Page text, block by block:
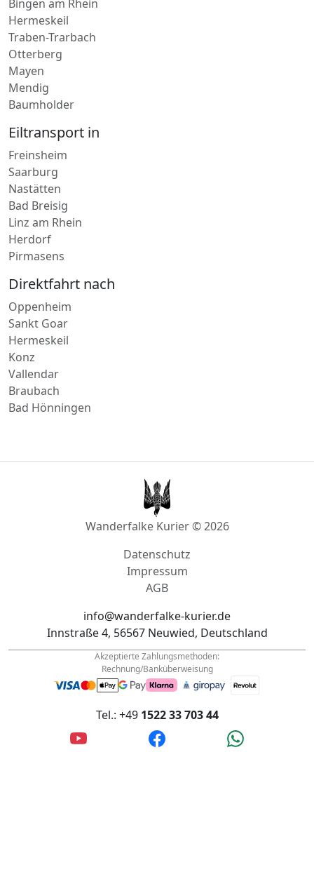
Lieferdienst in
Bingen am Rhein
Hermeskeil
Traben-Trarbach
Otterberg
Mayen
Baumholder
Eiltransport in
Freinsheim
Saarburg
Nastätten
Bad Breisig
Linz am Rhein
Pirmasens
Direktfahrt nach
Oppenheim
Sankt Goar
Hermeskeil
Konz
Vallendar
Wanderfalke Kurier © 2026
Datenschutz
AGB
info@wanderfalke-kurier.de
Innstraße 4, 56567 Neuwied, Deutschland
Akzeptierte Zahlungsmethoden:
1522 33 703 44